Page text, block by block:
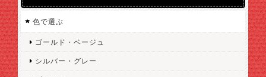
色で選ぶ
ゴールド・ベージュ
シルバー・グレー